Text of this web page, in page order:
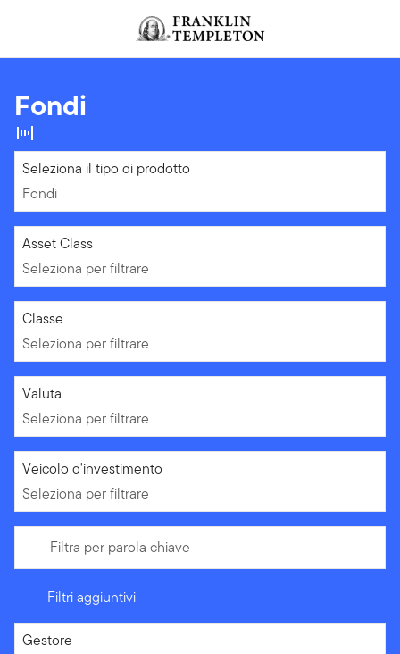
Header menu toggle
Fondi
Fondi
Seleziona il tipo di prodotto
Fondi
Seleziona per filtrare
Asset Class
Seleziona per filtrare
Seleziona per filtrare
Classe
Seleziona per filtrare
Seleziona per filtrare
Valuta
Seleziona per filtrare
Seleziona per filtrare
Veicolo d'investimento
Seleziona per filtrare
Filtra per parola chiave
Filtri aggiuntivi
Seleziona per filtrare
Gestore